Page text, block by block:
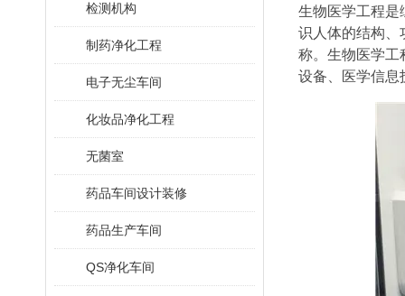
检测机构
制药净化工程
电子无尘车间
化妆品净化工程
无菌室
药品车间设计装修
药品生产车间
QS净化车间
生物医学工程是
识人体的结构、
称。生物医学工
设备、医学信息